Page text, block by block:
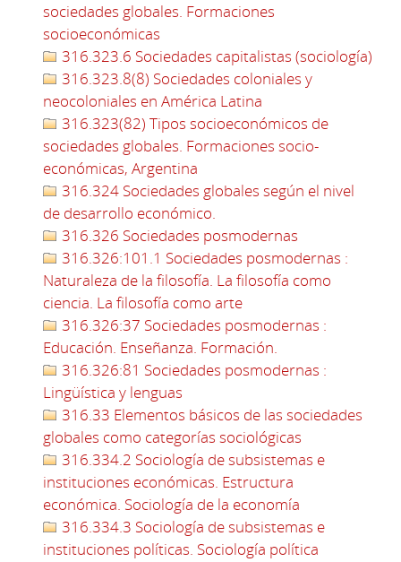
sociedades globales. Formaciones
socioeconómicas
316.323.6 Sociedades capitalistas (sociología)
316.323.8(8) Sociedades coloniales y
neocoloniales en América Latina
316.323(82) Tipos socioeconómicos de
sociedades globales. Formaciones socio-
económicas, Argentina
316.324 Sociedades globales según el nivel
de desarrollo económico.
316.326 Sociedades posmodernas
316.326:101.1 Sociedades posmodernas :
Naturaleza de la filosofía. La filosofía como
ciencia. La filosofía como arte
316.326:37 Sociedades posmodernas :
Educación. Enseñanza. Formación.
316.326:81 Sociedades posmodernas :
Lingüística y lenguas
316.33 Elementos básicos de las sociedades
globales como categorías sociológicas
316.334.2 Sociología de subsistemas e
instituciones económicas. Estructura
económica. Sociología de la economía
316.334.3 Sociología de subsistemas e
instituciones políticas. Sociología política